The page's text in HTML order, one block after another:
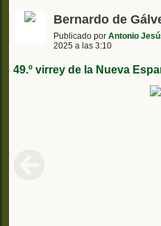
Bernardo de
Publicado por Antonio
2025 a las 3:10
49.º virrey de la Nueva